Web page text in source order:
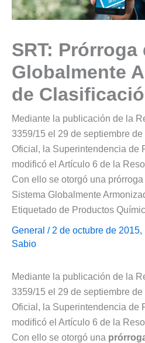
SRT:
Globalmente
de
Mediante la publicación de la
3359/15 el 29 de septiembre
Oficial, la Superintendencia de
modificó el Artículo 6 de la
Con ello se otorgó una
Sistema Globalmente
Etiquetado de Productos
General / 2 de octubre de 2015,
Sabio
Mediante la publicación de la
3359/15 el 29 de septiembre
Oficial, la Superintendencia de
modificó el Artículo 6 de la
Con ello se otorgó una